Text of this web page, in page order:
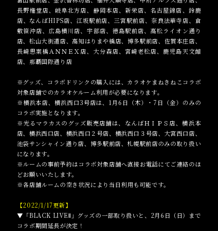
長野権堂店、岐阜北方店、静岡本店、新栄店、名古屋錦店、鈴鹿
店、なんばHIPS店、江坂駅前店、三宮駅前店、奈良法華寺店、倉
敷笹沖店、広島横川店、宇部店、徳島駅前店、高松ライオン通り
店、松山大街道店、高知はりまや橋店、博多駅前店、佐賀本庄店、
長崎思案橋ＡＮＮＥＸ店、大分森店、宮崎老松店、鹿児島天文館
店、那覇国際通り店
※グッズ、コラボドリンクの購入には、カラオケまねきねこコラボ
対象店舗でのカラオケルーム利用が必要になります。
※横浜本店、横浜西口3号店は、1月6日（木）・7日（金）のみの
コラボ実施となります。
※光るマラカスのグッズ販売店舗は、なんばＨＩＰＳ店、横浜本
店、横浜西口店、横浜西口２号店、横浜西口３号店、大宮西口店、
池袋サンシャイン通り店、博多駅前店、札幌駅前店のみの取り扱い
になります。
※ルームの事前予約はコラボ対象店舗へ直接お電話にてご連絡のほ
どお願いいたします。
※各店舗ルームの空き状況により当日利用も可能です。
【2022/1/17更新】
▼「BLACK LIVEⅡ」グッズの一部取り扱いと、2月6日（日）まで
コラボ期間延長が決定！